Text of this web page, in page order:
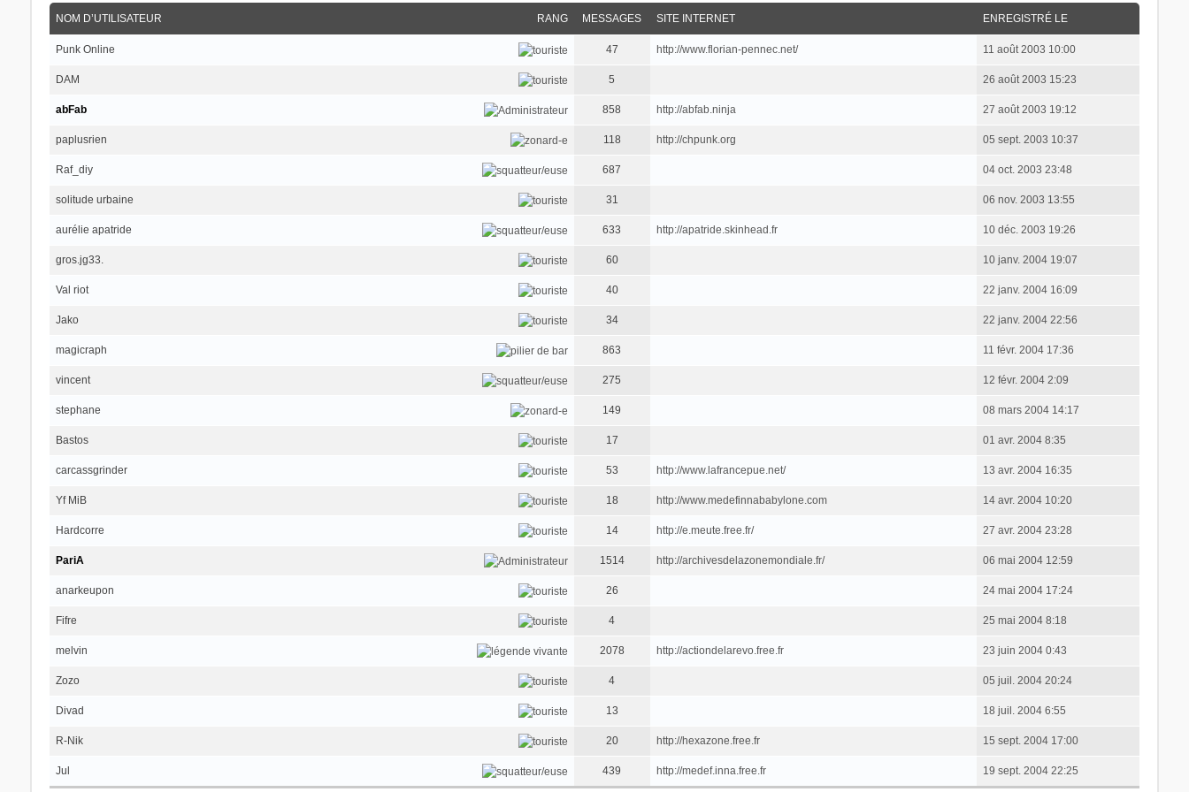
RANG
NOM D’UTILISATEUR MESSAGES SITE INTERNET ENREGISTRÉ LE
Punk Online 47 http://www.florian-pennec.net/ 11 août 2003 10:00
DAM 5 26 août 2003 15:23
abFab 858 http://abfab.ninja 27 août 2003 19:12
paplusrien 118 http://chpunk.org 05 sept. 2003 10:37
Raf_diy 687 04 oct. 2003 23:48
solitude urbaine 31 06 nov. 2003 13:55
aurélie apatride 633 http://apatride.skinhead.fr 10 déc. 2003 19:26
gros.jg33. 60 10 janv. 2004 19:07
Val riot 40 22 janv. 2004 16:09
Jako 34 22 janv. 2004 22:56
magicraph 863 11 févr. 2004 17:36
vincent 275 12 févr. 2004 2:09
stephane 149 08 mars 2004 14:17
Bastos 17 01 avr. 2004 8:35
carcassgrinder 53 http://www.lafrancepue.net/ 13 avr. 2004 16:35
Yf MiB 18 http://www.medefinnababylone.com 14 avr. 2004 10:20
Hardcorre 14 http://e.meute.free.fr/ 27 avr. 2004 23:28
PariA 1514 http://archivesdelazonemondiale.fr/ 06 mai 2004 12:59
anarkeupon 26 24 mai 2004 17:24
Fifre 4 25 mai 2004 8:18
melvin 2078 http://actiondelarevo.free.fr 23 juin 2004 0:43
Zozo 4 05 juil. 2004 20:24
Divad 13 18 juil. 2004 6:55
R-Nik 20 http://hexazone.free.fr 15 sept. 2004 17:00
Jul 439 http://medef.inna.free.fr 19 sept. 2004 22:25